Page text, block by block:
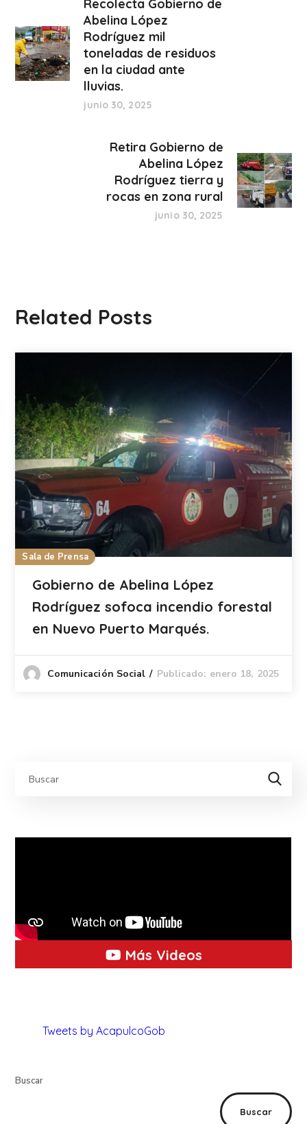
Recolecta Gobierno de
Abelina López
Rodríguez mil
toneladas de residuos
en la ciudad ante
lluvias.
junio 30, 2025
Retira Gobierno de
Abelina López
Rodríguez tierra y
rocas en zona rural
junio 30, 2025
Related Posts
Sala de Prensa
Gobierno de Abelina López
Rodríguez sofoca incendio forestal
en Nuevo Puerto Marqués.
Comunicación Social Publicado: enero 18, 2025
Más Videos
Tweets by AcapulcoGob
Buscar
Buscar